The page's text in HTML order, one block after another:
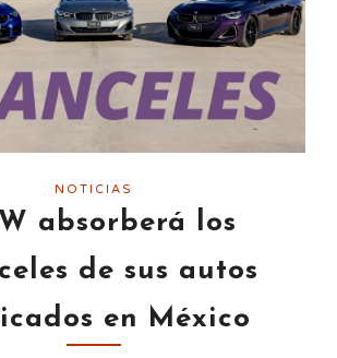
NOTICIAS
absorberá los
de sus autos
en México